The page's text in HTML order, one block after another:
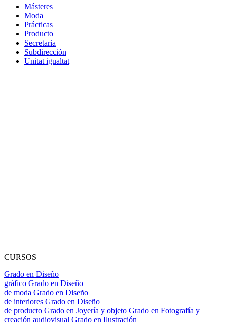
Másteres
Moda
Prácticas
Producto
Secretaria
Subdirección
Unitat igualtat
CURSOS
Grado en Diseño
gráfico Grado en Diseño
de moda Grado en Diseño
de interiores Grado en Diseño
de producto Grado en Joyería y objeto Grado en Fotografía y
creación audiovisual Grado en Ilustración